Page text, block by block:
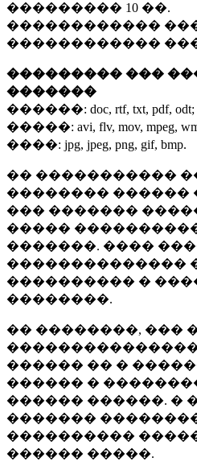
��������� 10 ��.
������������
������������
��������� ���
�������
������: doc, rtf, txt, pdf, odt;
�����: avi, flv, mov, mpeg,
����: jpg, jpeg, png, gif, bmp.
�� �����������
�������� ������
��� �������
�����
�������. ����
��������������
���������� �
��������.
�� ��������, ���
������ �� �
������ �
������ ������. �
�������
����������
������ �����.